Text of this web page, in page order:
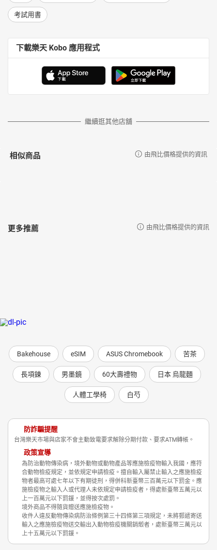
考試用書
下載樂天 Kobo 應用程式
繼續逛其他店舖
相似商品 由飛比價格提供的資訊
更多推薦 由飛比價格提供的資訊
Bakehouse eSIM ASUS Chromebook 苦茶
長項鍊 男墨鏡 60大壽禮物 日本 烏龍麵
人體工學椅 白芍
防詐騙提醒
台灣樂天市場與店家不會主動致電要求解除分期付款、要求ATM轉帳。
政策宣導
為防治動物傳染病，境外動物或動物產品等應施檢疫物輸入我國，應符
合動物檢疫規定，並依規定申請檢疫。擅自輸入屬禁止輸入之應施檢疫
物者最高可處七年以下有期徒刑，得併科新臺幣三百萬元以下罰金。應
施檢疫物之輸入人或代理人未依規定申請檢疫者，得處新臺幣五萬元以
上一百萬元以下罰鍰，並得按次處罰。
境外商品不得隨貨贈送應施檢疫物。
收件人違反動物傳染病防治條例第三十四條第三項規定，未將郵遞寄送
輸入之應施檢疫物送交輸出入動物檢疫機關銷燬者，處新臺幣三萬元以
上十五萬元以下罰鍰。